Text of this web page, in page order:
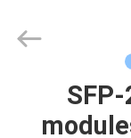
Equipment